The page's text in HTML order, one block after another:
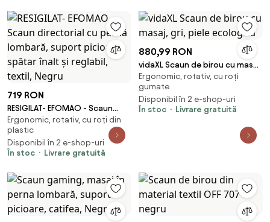
719 RON
RESIGILAT- EFOMAO - Scaun
directorial cu pernă lombară,
suport picioare, spătar înalt și
reglabil, textil, Negru
Ergonomic, rotativ, cu roți din
plastic
Disponibil în 2 e-shop-uri
În stoc
Livrare gratuită
880,99 RON
vidaXL Scaun de birou cu masaj,
gri, piele ecologică
Ergonomic, rotativ, cu roți
gumate
Disponibil în 2 e-shop-uri
În stoc
Livrare gratuită